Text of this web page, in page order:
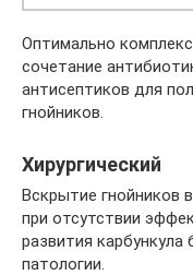
Оптимально
сочетание
антисептиков для
гнойников.
Хирургический
Вскрытие гнойников
при отсутствии
развития
патологии.